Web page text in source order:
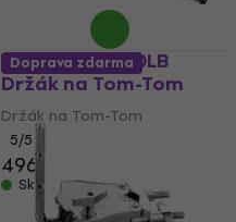
Yamaha CL940LB
Držák na Tom-Tom
Držák na Tom-Tom
5/5
496 Kč
Skladem
Doprava zdarma